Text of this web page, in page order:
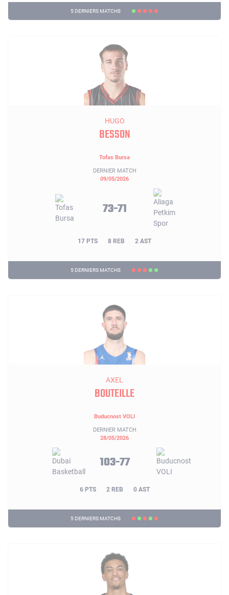
5 DERNIERS MATCHS
HUGO
BESSON
Tofas Bursa
DERNIER MATCH
09/05/2026
73-71
17 PTS 8 REB 2 AST
5 DERNIERS MATCHS
AXEL
BOUTEILLE
Buducnost VOLI
DERNIER MATCH
28/05/2026
103-77
6 PTS 2 REB 0 AST
5 DERNIERS MATCHS